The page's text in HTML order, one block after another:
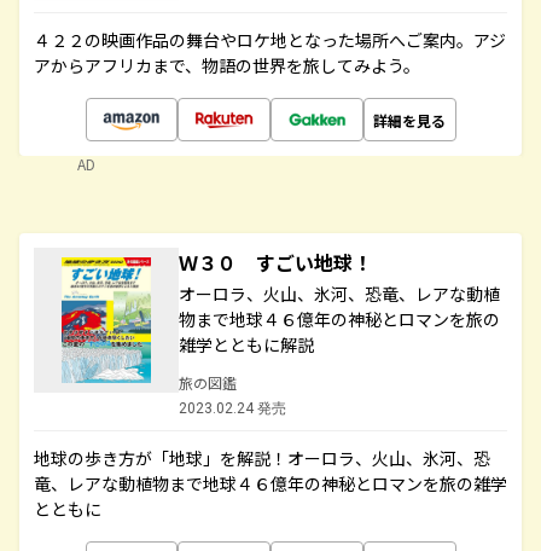
４２２の映画作品の舞台やロケ地となった場所へご案内。アジ
アからアフリカまで、物語の世界を旅してみよう。
詳細を見る
AD
Ｗ３０ すごい地球！
オーロラ、火山、氷河、恐竜、レアな動植
物まで地球４６億年の神秘とロマンを旅の
雑学とともに解説
旅の図鑑
2023.02.24 発売
地球の歩き方が「地球」を解説！オーロラ、火山、氷河、恐
竜、レアな動植物まで地球４６億年の神秘とロマンを旅の雑学
とともに